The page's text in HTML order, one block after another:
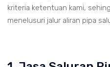
kriteria ketentuan kami,
menelusuri jalur aliran pipa